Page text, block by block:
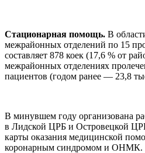
Стационарная помощь. В
межрайонных отделений по 15
составляет 878 коек (17,6 % от
межрайонных отделениях
пациентов (годом ранее — 23,8
В минувшем году организована
в Лидской ЦРБ и Островецкой
карты оказания медицинской
коронарным синдромом и ОНМК.